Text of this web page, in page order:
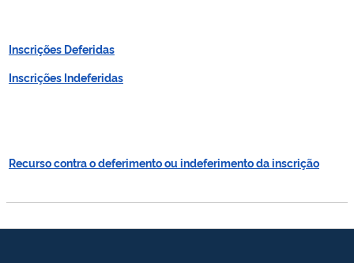
Inscrições Deferidas
Inscrições Indeferidas
Recurso contra o deferimento ou indeferimento da inscrição